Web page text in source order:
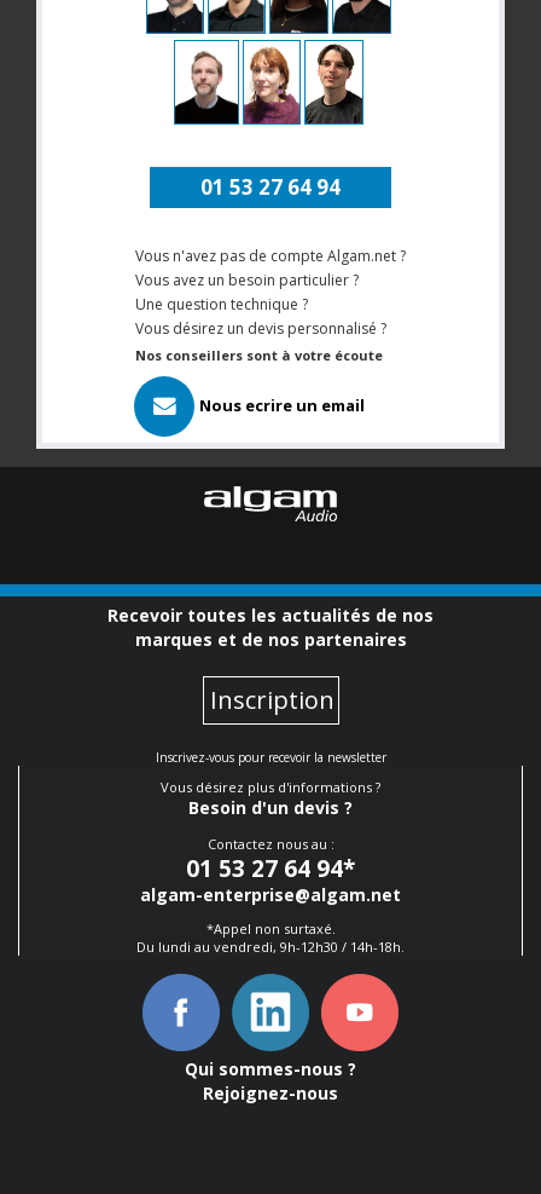
01 53 27 64 94
Vous n'avez pas de compte Algam.net ?
Vous avez un besoin particulier ?
Une question technique ?
Vous désirez un devis personnalisé ?
Nos conseillers sont à votre écoute
Nous ecrire un email
Recevoir toutes les actualités de nos
marques et de nos partenaires
Inscription
Inscrivez-vous pour recevoir la newsletter
Vous désirez plus d'informations ?
Besoin d'un devis ?
Contactez nous au :
01 53 27 64 94*
algam-enterprise@algam.net
*Appel non surtaxé.
Du lundi au vendredi, 9h-12h30 / 14h-18h.
Qui sommes-nous ?
Rejoignez-nous